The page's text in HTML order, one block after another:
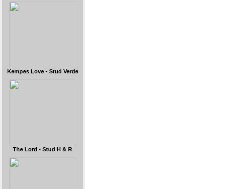
Kempes Love - Stud Verde
The Lord - Stud H & R